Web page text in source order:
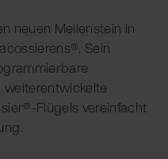
neuen Meilenstein in
Sein
Flügels vereinfacht